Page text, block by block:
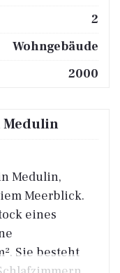
2
Wohngebäude
2000
Medulin
Medulin,
Meerblick.
eines
Sie besteht